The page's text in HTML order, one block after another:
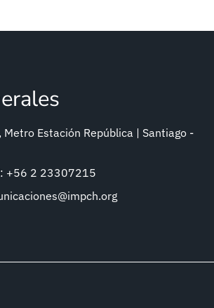
Metro Estación República | Santiago -
+56 2 23307215